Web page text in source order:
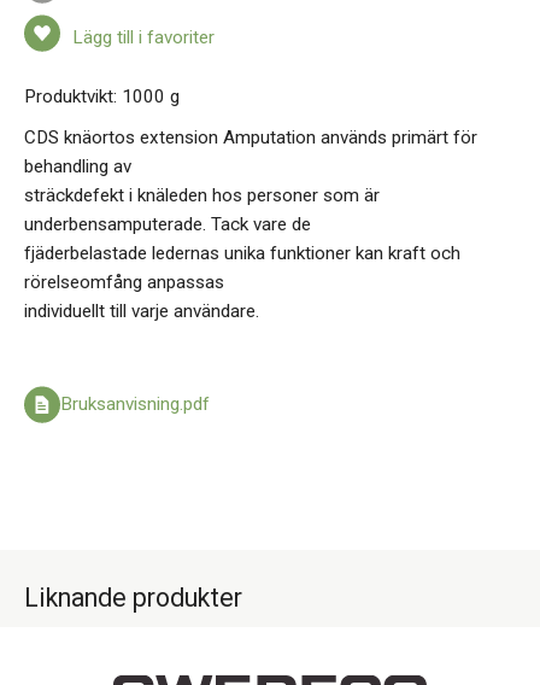
Lägg till i favoriter
Produktvikt: 1000 g
CDS knäortos extension Amputation används primärt för
behandling av
sträckdefekt i knäleden hos personer som är
underbensamputerade. Tack vare de
fjäderbelastade ledernas unika funktioner kan kraft och
rörelseomfång anpassas
individuellt till varje användare.
Bruksanvisning.pdf
Liknande produkter